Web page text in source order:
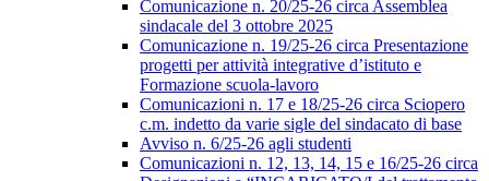
Comunicazione n. 20/25-26 circa Assemblea
sindacale del 3 ottobre 2025
Comunicazione n. 19/25-26 circa Presentazione
progetti per attività integrative d’istituto e
Formazione scuola-lavoro
Comunicazioni n. 17 e 18/25-26 circa Sciopero
c.m. indetto da varie sigle del sindacato di base
Avviso n. 6/25-26 agli studenti
Comunicazioni n. 12, 13, 14, 15 e 16/25-26 circa